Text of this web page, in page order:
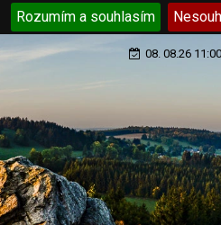
Rozumím a souhlasím
08. 08.26 11:00